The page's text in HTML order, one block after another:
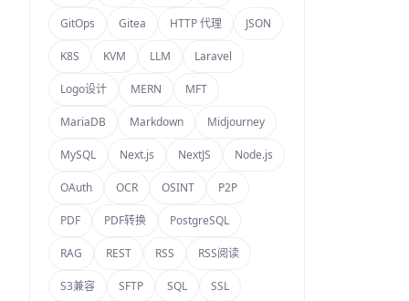
GitOps Gitea HTTP 代理 JSON
K8S KVM LLM Laravel
Logo设计 MERN MFT
MariaDB Markdown Midjourney
MySQL Next.js NextJS Node.js
OAuth OCR OSINT P2P
PDF PDF转换 PostgreSQL
RAG REST RSS RSS阅读
S3兼容 SFTP SQL SSL